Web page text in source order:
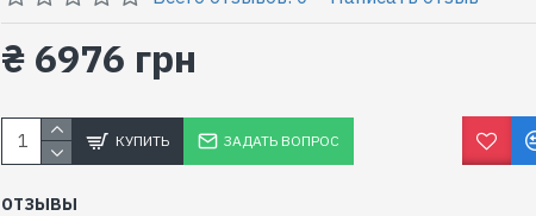
₴ 6976 грн
КУПИТЬ ЗАДАТЬ ВОПРОС
ОТЗЫВЫ